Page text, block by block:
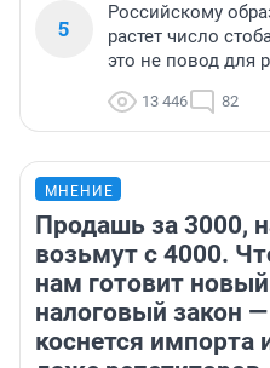
5
Российскому
растет число
это не повод для
13 446 82
МНЕНИЕ
Продашь за 3000,
возьмут с 4000.
нам готовит новый
налоговый закон
коснется импорта